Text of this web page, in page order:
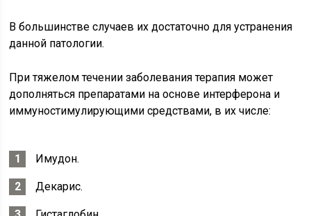
В большинстве случаев их достаточно для устранения
данной патологии.
При тяжелом течении заболевания терапия может
дополняться препаратами на основе интерферона и
иммуностимулирующими средствами, в их числе:
Имудон.
Декарис.